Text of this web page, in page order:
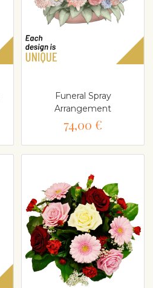
Funeral Spray
Arrangement
74,00 €